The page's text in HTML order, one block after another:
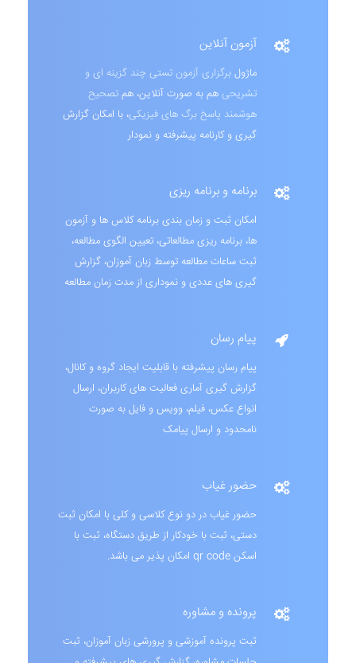
آزمون آنلاین
ماژول برگزاری آزمون تستی چند گزینه ای و
تشریحی هم به صورت آنلاین، هم تصحیح
هوشمند پاسخ برگ های فیزیکی، با امکان گزارش
گیری و کارنامه پیشرفته و نمودار
برنامه و برنامه ریزی
امکان ثبت و زمان بندی برنامه کلاس ها و آزمون
ها، برنامه ریزی مطالعاتی، تعیین الگوی مطالعه،
ثبت ساعات مطالعه توسط زبان آموزان، گزارش
گیری های عددی و نموداری از مدت زمان مطالعه
پیام رسان
پیام رسان پیشرفته با قابلیت ایجاد گروه و کانال،
گزارش گیری آماری فعالیت های کاربران، ارسال
انواع عکس، فیلم، وویس و فایل به صورت
نامحدود و ارسال پیامک
حضور غیاب
حضور غیاب در دو نوع کلاسی و کلی با امکان ثبت
دستی، ثبت با خودکار از طریق دستگاه، ثبت با
اسکن qr code امکان پذیر می باشد.
پرونده و مشاوره
ثبت پرونده آموزشی و پرورشی زبان آموزان، ثبت